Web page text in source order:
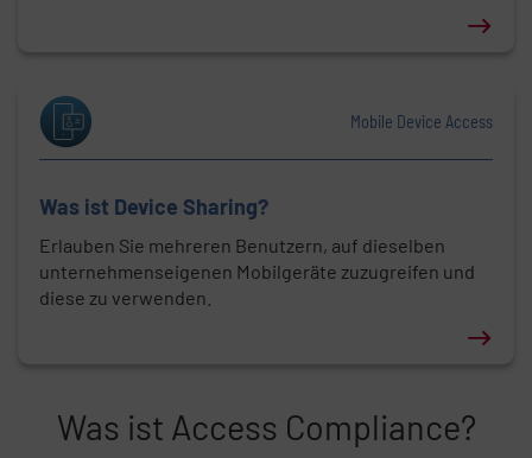
Mobile Device Access
Was ist Device Sharing?
Erlauben Sie mehreren Benutzern, auf dieselben
unternehmenseigenen Mobilgeräte zuzugreifen und
diese zu verwenden.
Listeninhalt überspringen
Was ist Access Compliance?